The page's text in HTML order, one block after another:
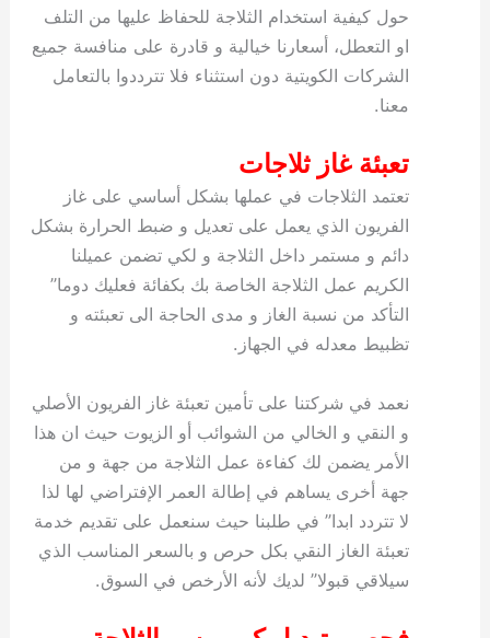
حول كيفية استخدام الثلاجة للحفاظ عليها من التلف
او التعطل، أسعارنا خيالية و قادرة على منافسة جميع
الشركات الكويتية دون استثناء فلا تترددوا بالتعامل
معنا.
تعبئة غاز ثلاجات
تعتمد الثلاجات في عملها بشكل أساسي على غاز
الفريون الذي يعمل على تعديل و ضبط الحرارة بشكل
دائم و مستمر داخل الثلاجة و لكي تضمن عميلنا
الكريم عمل الثلاجة الخاصة بك بكفائة فعليك دوما”
التأكد من نسبة الغاز و مدى الحاجة الى تعبئته و
تظبيط معدله في الجهاز.
نعمد في شركتنا على تأمين تعبئة غاز الفريون الأصلي
و النقي و الخالي من الشوائب أو الزيوت حيث ان هذا
الأمر يضمن لك كفاءة عمل الثلاجة من جهة و من
جهة أخرى يساهم في إطالة العمر الإفتراضي لها لذا
لا تتردد ابدا” في طلبنا حيث سنعمل على تقديم خدمة
تعبئة الغاز النقي بكل حرص و بالسعر المناسب الذي
سيلاقي قبولا” لديك لأنه الأرخص في السوق.